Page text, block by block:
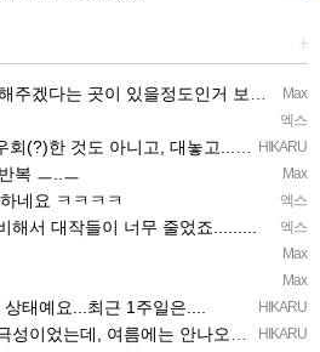
+
Max
도인거 보면 어마어마한 게임은 맞는듯 ㅡ..ㅡ... 여태까지 …
엑스
HIKARU
한 것도 아니고, 대놓고...ㅋ ㅋ)
Max
복 ㅡ..ㅡ
엑스
네요 ㅋㅋㅋㅋ
엑스
해서 대작들이 너무 줄었죠.........
Max
Max
HIKARU
태예요...최근 1주일은....
HIKARU
데, 여름에는 안나오는 것 같은.....ㅎ ㅎ)